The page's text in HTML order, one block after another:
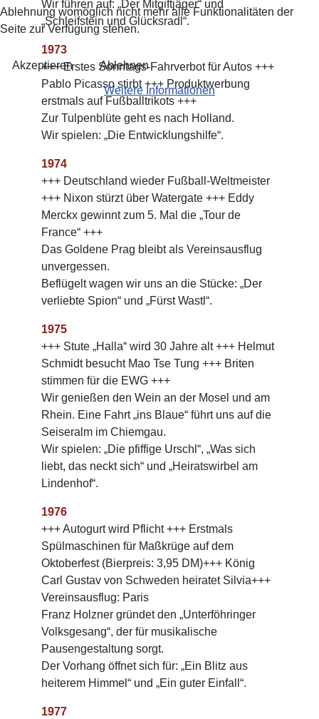
Wir führen auf: „Der Mitgiftjäger“ und
„Schleifstein und Glücksradl“.
1973
+++ Erstes Sonntags-Fahrverbot für Autos +++
Pablo Picasso stirbt +++ Produktwerbung
erstmals auf Fußballtrikots +++
Zur Tulpenblüte geht es nach Holland.
Wir spielen: „Die Entwicklungshilfe“.
1974
+++ Deutschland wieder Fußball-Weltmeister
+++ Nixon stürzt über Watergate +++ Eddy
Merckx gewinnt zum 5. Mal die „Tour de
France“ +++
Das Goldene Prag bleibt als Vereinsausflug
unvergessen.
Beflügelt wagen wir uns an die Stücke: „Der
verliebte Spion“ und „Fürst Wastl“.
1975
+++ Stute „Halla“ wird 30 Jahre alt +++ Helmut
Schmidt besucht Mao Tse Tung +++ Briten
stimmen für die EWG +++
Wir genießen den Wein an der Mosel und am
Rhein. Eine Fahrt „ins Blaue“ führt uns auf die
Seiseralm im Chiemgau.
Wir spielen: „Die pfiffige Urschl“, „Was sich
liebt, das neckt sich“ und „Heiratswirbel am
Lindenhof“.
1976
+++ Autogurt wird Pflicht +++ Erstmals
Spülmaschinen für Maßkrüge auf dem
Oktoberfest (Bierpreis: 3,95 DM)+++ König
Carl Gustav von Schweden heiratet Silvia+++
Vereinsausflug: Paris
Franz Holzner gründet den „Unterföhringer
Volksgesang“, der für musikalische
Pausengestaltung sorgt.
Der Vorhang öffnet sich für: „Ein Blitz aus
heiterem Himmel“ und „Ein guter Einfall“.
1977
Ablehnung womöglich nicht mehr alle Funktionalitäten der
Seite zur Verfügung stehen.
Akzeptieren Ablehnen
Weitere Informationen